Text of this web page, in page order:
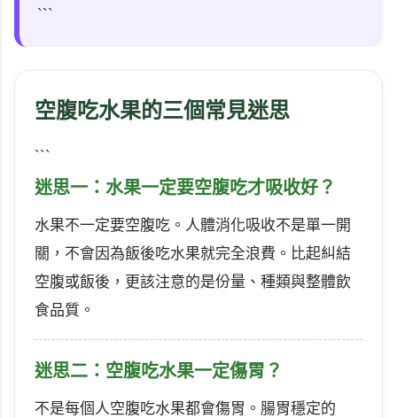
```
空腹吃水果的三個常見迷思
```
迷思一：水果一定要空腹吃才吸收好？
水果不一定要空腹吃。人體消化吸收不是單一開
關，不會因為飯後吃水果就完全浪費。比起糾結
空腹或飯後，更該注意的是份量、種類與整體飲
食品質。
迷思二：空腹吃水果一定傷胃？
不是每個人空腹吃水果都會傷胃。腸胃穩定的